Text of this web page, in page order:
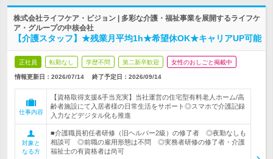
株式会社ライフケア・ビジョン | 多彩な介護・福祉事業を展開するライフケ
ア・グループの中核会社
【介護スタッフ】★残業月平均1h★希望休OK★キャリアUP可能
正社員 転勤なし 学歴不問 第二新卒歓迎 女性のおしごと掲載中
情報更新日：2026/07/14 終了予定日： 2026/09/14
仕事内容
【資格取得支援&手当充実】当社運営の住宅型有料老人ホーム/高
齢者施設にて入居者様の日常生活をサポート◎スマホで介護記録
入力などデジタル化も推進
対象と
なる方
■介護職員初任者研修（旧ヘルパー2級）の修了者 ◎夜勤なしも
相談可 ◎前職の雇用形態は不問 ◎実務者研修の修了者・介護
福祉士の有資格者は尚可